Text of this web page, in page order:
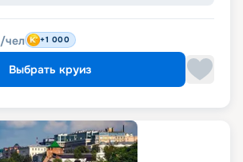
/чел +1 000
Выбрать круиз